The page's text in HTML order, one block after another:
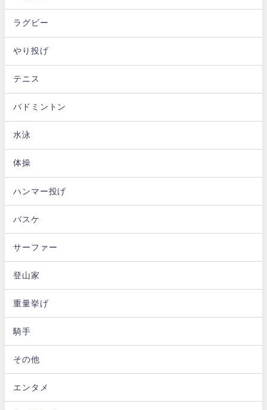
ラグビー
やり投げ
テニス
バドミントン
水泳
体操
ハンマー投げ
バスケ
サーファー
登山家
重量挙げ
騎手
その他
エンタメ